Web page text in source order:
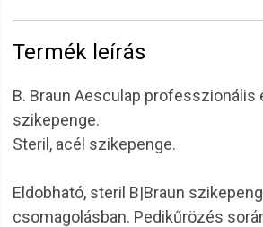
Termék leírás
B. Braun Aesculap professzionális
szikepenge.
Steril, acél szikepenge.
Eldobható, steril B|Braun
csomagolásban. Pedikűrözés